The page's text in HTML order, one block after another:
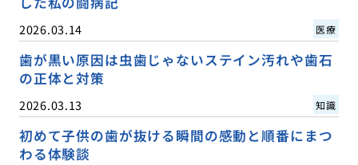
2026.03.14 医療
歯が黒い原因は虫歯じゃないステイン汚れや歯石
の正体と対策
2026.03.13 知識
初めて子供の歯が抜ける瞬間の感動と順番にまつ
わる体験談